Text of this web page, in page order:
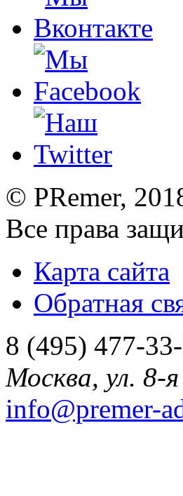
© PRemer,
Все права
Карта сайта
Обратная
8 (495) 477-
Москва, ул. 8-
info@premer-